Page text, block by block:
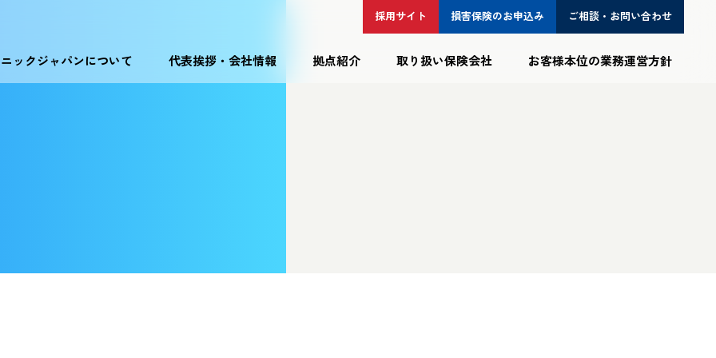
採用サイト 損害保険のお申込み ご相談・ お問い合わせ
ックジャパンについて 代表挨拶・会社情報 拠点紹介 取り扱い保険会社 お客様本位の業務運営方針